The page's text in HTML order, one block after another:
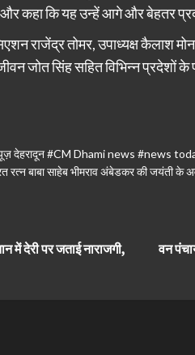
कहा कि यह उन्हें आगे और बेहतर
राजेंद्र तोमर, उपाध्यक्ष कैलाश
जोत सिंह सहित विभिन्न प्रदेशों के
देहरादून #CM Dhami news #news
रत्न बाबा साहेब भीमराव अंबेडकर की जयंती के
में देरी पर जताई नाराजगी,
वन